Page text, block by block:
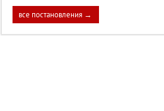
все постановления →